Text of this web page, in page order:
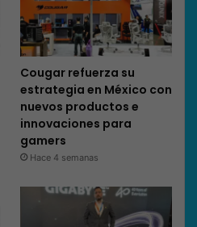
Cougar refuerza su
estrategia en México con
nuevos productos e
innovaciones para
gamers
Hace 4 semanas